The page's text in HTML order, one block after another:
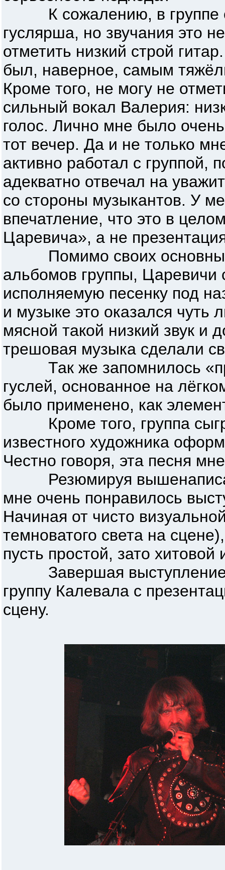
К сожалению, в группе
гуслярша, но звучания это
отметить низкий строй
был, наверное, самым
Кроме того, не могу не
сильный вокал Валерия:
голос. Лично мне было
тот вечер. Да и не только
активно работал с группой,
адекватно отвечал на
со стороны музыкантов. У
впечатление, что это в
Царевича», а не
Помимо своих основных
альбомов группы, Царевичи
исполняемую песенку под
и музыке это оказался чуть
мясной такой низкий звук и
трешовая музыка сделали
Так же запомнилось
гуслей, основанное на
было применено, как
Кроме того, группа
известного художника
Честно говоря, эта песня
Резюмируя
мне очень понравилось
Начиная от чисто
темноватого света на
пусть простой, зато
Завершая выступление,
группу Калевала с
сцену.